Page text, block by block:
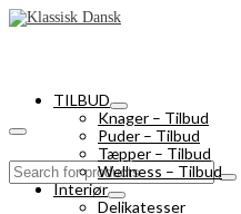
Search
for:
TILBUD
Knager – Tilbud
Puder – Tilbud
Tæpper – Tilbud
Wellness – Tilbud
Interiør
Delikatesser